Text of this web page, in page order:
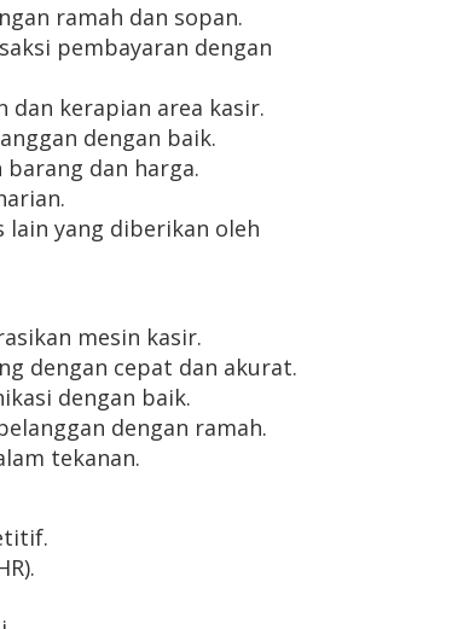
ramah dan sopan.
pembayaran dengan
dan kerapian area kasir.
dengan baik.
barang dan harga.
yang diberikan oleh
mesin kasir.
dengan cepat dan akurat.
dengan baik.
dengan ramah.
tekanan.